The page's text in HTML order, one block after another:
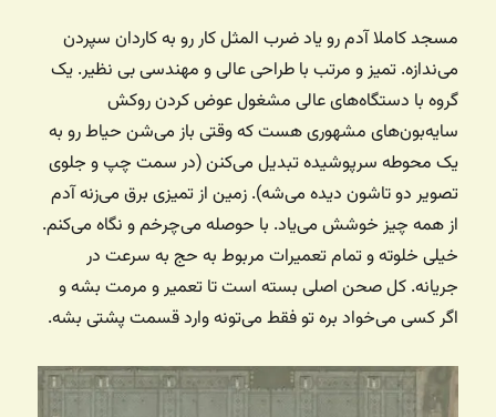
مسجد کاملا آدم رو یاد ضرب المثل کار رو به کاردان سپردن
می‌ندازه. تمیز و مرتب با طراحی عالی و مهندسی بی نظیر. یک
گروه با دستگاه‌های عالی مشغول عوض کردن روکش
سایه‌بون‌های مشهوری هست که وقتی باز می‌شن حیاط رو به
یک محوطه سرپوشیده تبدیل می‌کنن (در سمت چپ و جلوی
تصویر دو تاشون دیده می‌شه). زمین از تمیزی برق می‌زنه آدم
از همه چیز خوشش می‌یاد. با حوصله می‌چرخم و نگاه می‌کنم.
خیلی خلوته و تمام تعمیرات مربوط به حج به سرعت در
جریانه. کل صحن اصلی بسته است تا تعمیر و مرمت بشه و
اگر کسی می‌خواد بره تو فقط می‌تونه وارد قسمت پشتی بشه.